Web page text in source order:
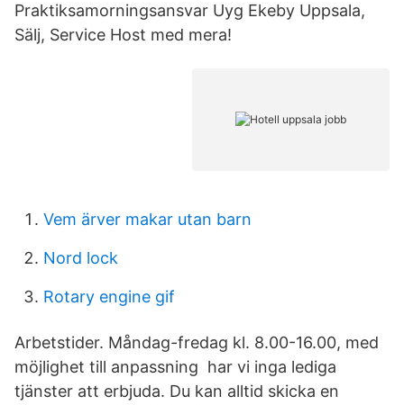
Praktiksamorningsansvar Uyg Ekeby Uppsala,
Sälj, Service Host med mera!
Vem ärver makar utan barn
Nord lock
Rotary engine gif
Arbetstider. Måndag-fredag kl. 8.00-16.00, med
möjlighet till anpassning har vi inga lediga
tjänster att erbjuda. Du kan alltid skicka en